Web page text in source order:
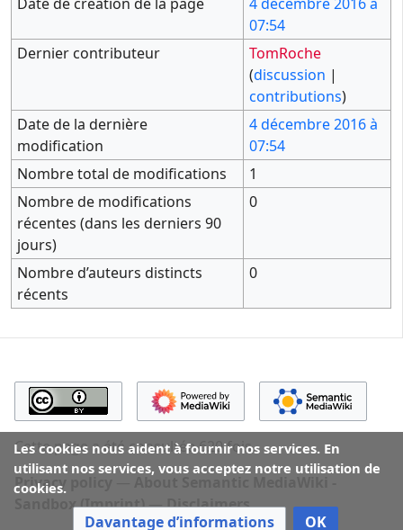
07:54
Dernier contributeur
TomRoche
(discussion |
contributions)
Date de la dernière
modification
4 décembre 2016 à
07:54
Nombre total de modifications
1
Nombre de modifications
récentes (dans les derniers 90
jours)
0
Nombre d’auteurs distincts
récents
0
Les cookies nous aident à fournir nos services. En
utilisant nos services, vous acceptez notre utilisation de
cookies.
Davantage d’informations OK
Cette page a été consultée 620 fois.
Privacy policy
About Semantic MediaWiki -
Sandbox (Imprint)
Disclaimers